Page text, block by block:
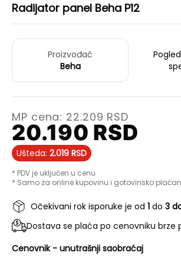
Radijator panel Beha P12
Proizvođač
Beha
MP cena: 22.209 RSD
20.190 RSD
Ušteda: 2.019 RSD
* PDV je uključen u cenu
* Samo za online kupovinu i gotovinsko
Očekivani rok isporuke je od 1 do 3
Dostava se plaća po cenovniku brze
Cenovnik - unutrašnji saobraćaj